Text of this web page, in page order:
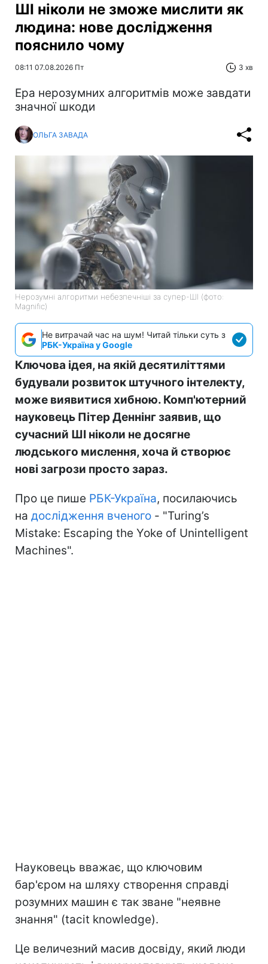
ШІ ніколи не зможе мислити як
людина: нове дослідження
пояснило чому
08:11 07.08.2026 Пт 3 хв
Ера нерозумних алгоритмів може завдати
значної шкоди
ОЛЬГА ЗАВАДА
Нерозумні алгоритми небезпечніші за супер-ШІ (фото:
Magnific)
Не витрачай час на шум! Читай тільки суть з
РБК-Україна у Google
Ключова ідея, на якій десятиліттями
будували розвиток штучного інтелекту,
може виявитися хибною. Комп'ютерний
науковець Пітер Деннінг заявив, що
сучасний ШІ ніколи не досягне
людського мислення, хоча й створює
нові загрози просто зараз.
Про це пише РБК-Україна, посилаючись
на дослідження вченого - "Turing’s
Mistake: Escaping the Yoke of Unintelligent
Machines".
Науковець вважає, що ключовим
бар'єром на шляху створення справді
розумних машин є так зване "неявне
знання" (tacit knowledge).
Це величезний масив досвіду, який люди